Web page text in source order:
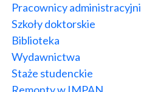
Pracownicy administracyjni
Szkoły doktorskie
Biblioteka
Wydawnictwa
Staże studenckie